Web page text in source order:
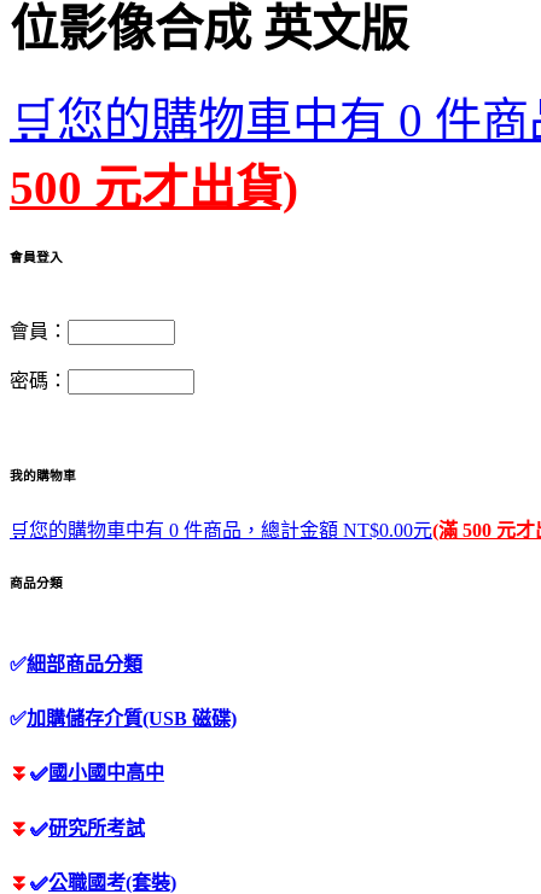
位影像合成 英文版
🛒您的購物車中有 0 件
500 元才出貨)
會員登入
會員：
密碼：
我的購物車
🛒您的購物車中有 0 件商品，總計金額 NT$0.00元(滿 500 元才
商品分類
✅細部商品分類
✅加購儲存介質(USB 磁碟)
⏬ ✅國小國中高中
⏬ ✅研究所考試
⏬ ✅公職國考(套裝)